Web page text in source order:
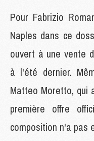
Pour Fabrizio
Naples dans ce
ouvert à une vente
à l'été dernier.
Matteo Moretto, qui
première offre
composition n'a pas